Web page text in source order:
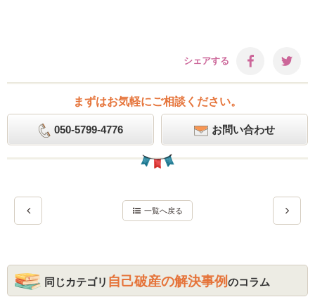
シェアする
まずはお気軽にご相談ください。
050-5799-4776 お問い合わせ
一覧へ戻る
同じカテゴリ 自己破産の解決事例のコラム